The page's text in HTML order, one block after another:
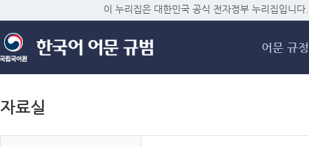
메
이 누리집은 대한민국 공식 전자정부 누리집입니다.
어문 규정
자료실